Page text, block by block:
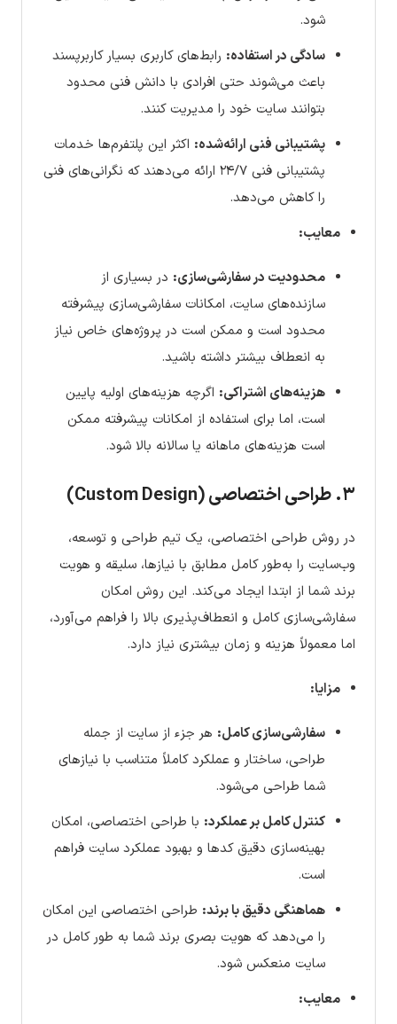
شود.
سادگی در استفاده: رابط‌های کاربری بسیار کاربرپسند
باعث می‌شوند حتی افرادی با دانش فنی محدود
بتوانند سایت خود را مدیریت کنند.
پشتیبانی فنی ارائه‌شده: اکثر این پلتفرم‌ها خدمات
پشتیبانی فنی ۲۴/۷ ارائه می‌دهند که نگرانی‌های فنی
را کاهش می‌دهد.
معایب:
محدودیت در سفارشی‌سازی: در بسیاری از
سازنده‌های سایت، امکانات سفارشی‌سازی پیشرفته
محدود است و ممکن است در پروژه‌های خاص نیاز
به انعطاف بیشتر داشته باشید.
هزینه‌های اشتراکی: اگرچه هزینه‌های اولیه پایین
است، اما برای استفاده از امکانات پیشرفته ممکن
است هزینه‌های ماهانه یا سالانه بالا شود.
۳. طراحی اختصاصی (Custom Design)
در روش طراحی اختصاصی، یک تیم طراحی و توسعه،
وب‌سایت را به‌طور کامل مطابق با نیازها، سلیقه و هویت
برند شما از ابتدا ایجاد می‌کند. این روش امکان
سفارشی‌سازی کامل و انعطاف‌پذیری بالا را فراهم می‌آورد،
اما معمولاً هزینه و زمان بیشتری نیاز دارد.
مزایا:
سفارشی‌سازی کامل: هر جزء از سایت از جمله
طراحی، ساختار و عملکرد کاملاً متناسب با نیازهای
شما طراحی می‌شود.
کنترل کامل بر عملکرد: با طراحی اختصاصی، امکان
بهینه‌سازی دقیق کدها و بهبود عملکرد سایت فراهم
است.
هماهنگی دقیق با برند: طراحی اختصاصی این امکان
را می‌دهد که هویت بصری برند شما به طور کامل در
سایت منعکس شود.
معایب: